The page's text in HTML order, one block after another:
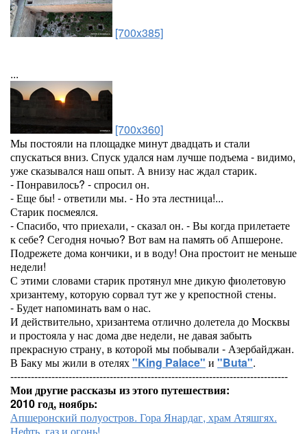
[700x385]
...
[700x360]
Мы постояли на площадке минут двадцать и стали
спускаться вниз. Спуск удался нам лучше подъема - видимо,
уже сказывался наш опыт. А внизу нас ждал старик.
- Понравилось? - спросил он.
- Еще бы! - ответили мы. - Но эта лестница!...
Старик посмеялся.
- Спасибо, что приехали, - сказал он. - Вы когда прилетаете
к себе? Сегодня ночью? Вот вам на память об Апшероне.
Подрежете дома кончики, и в воду! Она простоит не меньше
недели!
С этими словами старик протянул мне дикую фиолетовую
хризантему, которую сорвал тут же у крепостной стены.
- Будет напоминать вам о нас.
И действительно, хризантема отлично долетела до Москвы
и простояла у нас дома две недели, не давая забыть
прекрасную страну, в которой мы побывали - Азербайджан.
В Баку мы жили в отелях"King Palace" и "Buta".
---------------------------------------------------------------------------------
Мои другие рассказы из этого путешествия:
2010 год, ноябрь:
Апшеронский полуостров. Гора Янардаг, храм Атяшгях.